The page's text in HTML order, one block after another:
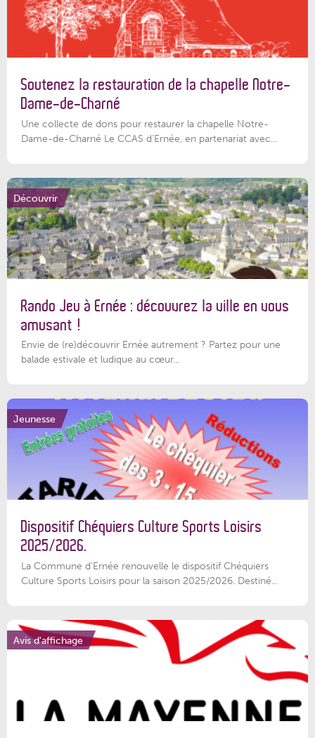
Soutenez la restauration de la chapelle Notre-
Dame-de-Charné
Une collecte de dons pour restaurer la chapelle Notre-
Dame-de-Charné Le CCAS d’Ernée, en partenariat avec...
Découvrir
Rando Jeu à Ernée : découvrez la ville en vous
amusant !
Envie de (re)découvrir Ernée autrement ? Partez pour une
balade estivale et ludique au cœur...
Jeunesse
Dispositif Chéquiers Culture Sports Loisirs
2025/2026.
La Commune d'Ernée renouvelle le dispositif Chéquiers
Culture Sports Loisirs pour la saison 2025/2026. Destiné...
Avis d'affichage